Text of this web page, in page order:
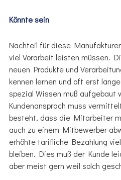
Könnte sein
Nachteil für diese
viel Vorarbeit leisten müssen.
neuen Produkte und
kennen lernen und oft erst
spezial Wissen muß aufgebaut
Kundenansprach muss
besteht, dass die Mitarbeiter
auch zu einem Mitbewerber
erhöhte tarifliche Bezahlung
bleiben. Dies muß der Kunde
aber meist gern weil solch